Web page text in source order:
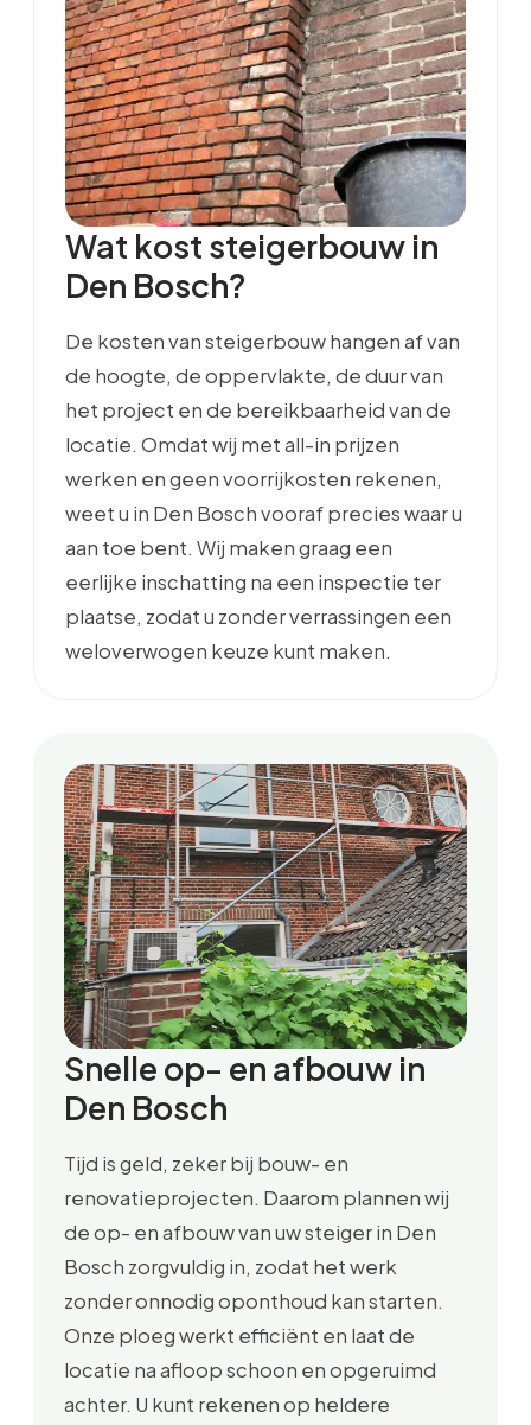
Wat kost steigerbouw in
Den Bosch?
De kosten van steigerbouw hangen af van
de hoogte, de oppervlakte, de duur van
het project en de bereikbaarheid van de
locatie. Omdat wij met all-in prijzen
werken en geen voorrijkosten rekenen,
weet u in Den Bosch vooraf precies waar u
aan toe bent. Wij maken graag een
eerlijke inschatting na een inspectie ter
plaatse, zodat u zonder verrassingen een
weloverwogen keuze kunt maken.
Snelle op- en afbouw in
Den Bosch
Tijd is geld, zeker bij bouw- en
renovatieprojecten. Daarom plannen wij
de op- en afbouw van uw steiger in Den
Bosch zorgvuldig in, zodat het werk
zonder onnodig oponthoud kan starten.
Onze ploeg werkt efficiënt en laat de
locatie na afloop schoon en opgeruimd
achter. U kunt rekenen op heldere